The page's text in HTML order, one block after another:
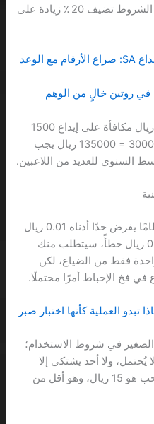
ستحصل على 0.5 ريال فقط، لكن الشروط تضيف 20 ٪ زيادة على
مكافآت الـ 50 دورة مجانية بدون إيداع SA: صراع الأرقام مع الوعد
وهناك مثال حي من 2025؛ 3000 ريال مكافأة على إيداع 1500
ريال، لكن بنسبة رهان 45×. 45 × 3000 = 135000 ريال يجب
السنوي للعديد من اللاعبين.
معظم واجهات السحب تستخدم نظامًا يفرض حدًا أدناه 0.01 ريال
لخطأ في المدخلات. إذا أدخلت 0.01 ريال خطأً، سيتطلب منك
فقط من الضياع، لكن
في شروط الاستخدام؛
لا يُحتمل، ولا أحد يشتكي إلا
عندما يكتشف أن الحد الأدنى للسحب هو 15 ريال، وهو أقل من